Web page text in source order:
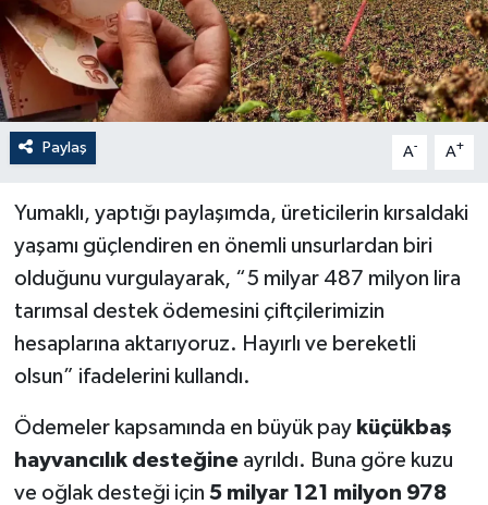
Paylaş A- A+
Yumaklı, yaptığı paylaşımda, üreticilerin kırsaldaki
yaşamı güçlendiren en önemli unsurlardan biri
olduğunu vurgulayarak, “5 milyar 487 milyon lira
tarımsal destek ödemesini çiftçilerimizin
hesaplarına aktarıyoruz. Hayırlı ve bereketli
olsun” ifadelerini kullandı.
Ödemeler kapsamında en büyük pay küçükbaş
hayvancılık desteğineayrıldı. Buna göre kuzu
ve oğlak desteği için 5 milyar 121 milyon 978